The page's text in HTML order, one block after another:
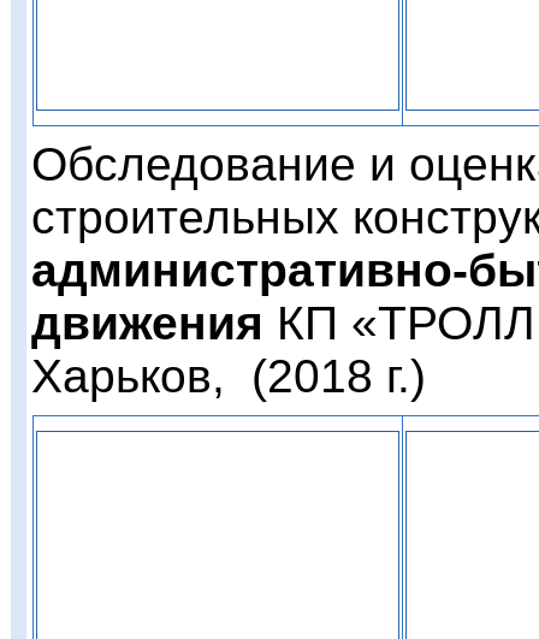
Обследование и
строительных
административно-
движения КП
Харьков, (2018 г.)